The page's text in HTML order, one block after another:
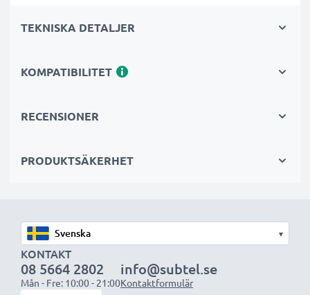
Det hållbara valet
billigare och miljövänligare valet som sparar dig
kvaliteten. Beställ nu!
TEKNISKA DETALJER
KOMPATIBILITET
RECENSIONER
PRODUKTSÄKERHET
▾
KONTAKT
08 5664 2802
Mån - Fre: 10:00 - 21:00
info@subtel.se
Kontaktformulär